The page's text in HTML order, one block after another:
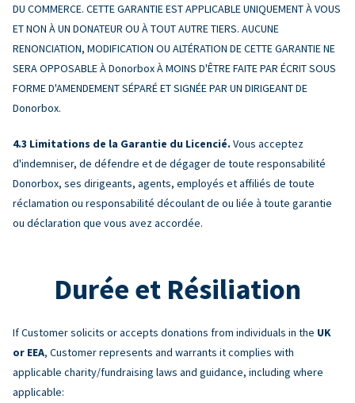
DU COMMERCE. CETTE GARANTIE EST APPLICABLE UNIQUEMENT À VOUS
ET NON À UN DONATEUR OU À TOUT AUTRE TIERS. AUCUNE
RENONCIATION, MODIFICATION OU ALTÉRATION DE CETTE GARANTIE NE
SERA OPPOSABLE À Donorbox À MOINS D'ÊTRE FAITE PAR ÉCRIT SOUS
FORME D'AMENDEMENT SÉPARÉ ET SIGNÉE PAR UN DIRIGEANT DE
Donorbox.
Limitations de la Garantie du Licencié. Vous acceptez
d'indemniser, de défendre et de dégager de toute responsabilité
Donorbox, ses dirigeants, agents, employés et affiliés de toute
réclamation ou responsabilité découlant de ou liée à toute garantie
ou déclaration que vous avez accordée.
Durée et Résiliation
If Customer solicits or accepts donations from individuals in the UK
or EEA, Customer represents and warrants it complies with
applicable charity/fundraising laws and guidance, including where
applicable: